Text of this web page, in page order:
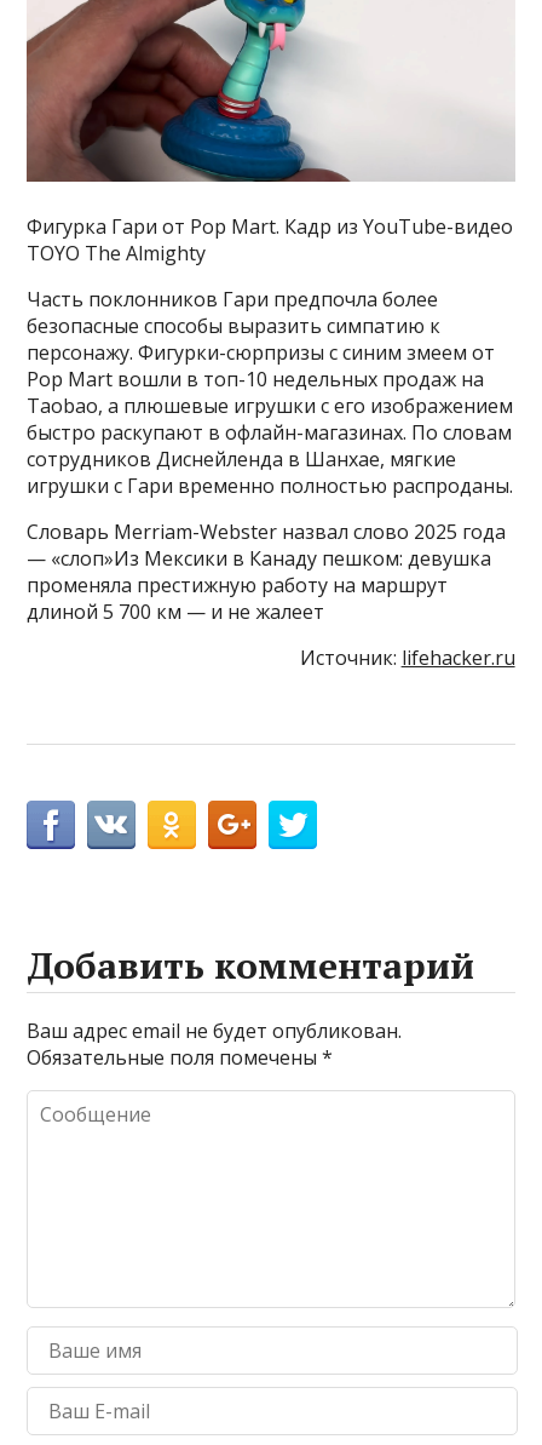
Фигурка Гари от Pop Mart. Кадр из YouTube-видео
TOYO The Almighty
Часть поклонников Гари предпочла более
безопасные способы выразить симпатию к
персонажу. Фигурки-сюрпризы с синим змеем от
Pop Mart вошли в топ-10 недельных продаж на
Taobao, а плюшевые игрушки с его изображением
быстро раскупают в офлайн-магазинах. По словам
сотрудников Диснейленда в Шанхае, мягкие
игрушки с Гари временно полностью распроданы.
Словарь Merriam-Webster назвал слово 2025 года
— «слоп»Из Мексики в Канаду пешком: девушка
променяла престижную работу на маршрут
длиной 5 700 км — и не жалеет
Источник: lifehacker.ru
Добавить комментарий
Ваш адрес email не будет опубликован.
Обязательные поля помечены*